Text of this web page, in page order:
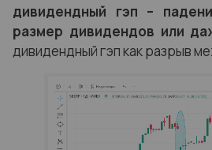
дивидендный гэп –
размер дивидендов или
дивидендный гэпкак разрыв